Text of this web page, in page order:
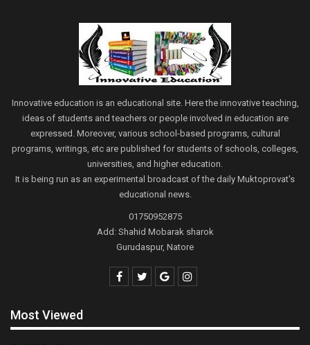
Innovative education is an educational site. Here the innovative teaching,
ideas of students and teachers or people involved in education are
expressed. Moreover, various school-based programs, cultural
programs, writings, etc are published for students of schools, colleges,
universities, and higher education.
It is being run as an experimental broadcast of the daily Muktoprovat's
educational news.
01750952875
Add: Shahid Mobarak sharok
Gurudaspur, Natore
Most Viewed